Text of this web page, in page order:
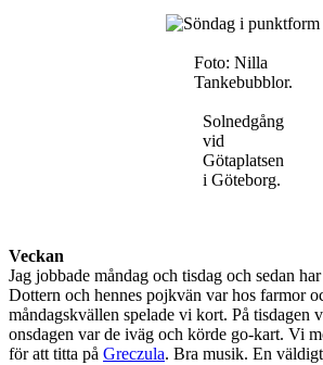
Foto: Nilla
Tankebubblor.
Solnedgång
vid
Götaplatsen
i Göteborg.
Veckan
Jag jobbade måndag och tisdag och sedan
Dottern och hennes pojkvän var hos farmor
måndagskvällen spelade vi kort. På tisdagen
onsdagen var de iväg och körde go-kart. Vi
för att titta på Greczula. Bra musik. En